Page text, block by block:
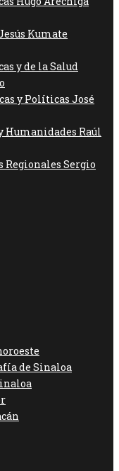
Kumate
y de la Salud
y Políticas José
Humanidades Raúl
Regionales Sergio
de Sinaloa